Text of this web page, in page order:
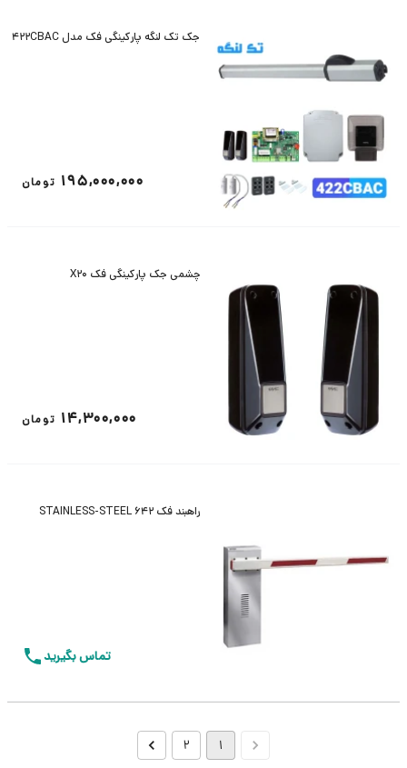
جک تک لنگه پارکینگی فک مدل 422CBAC
195,000,000 تومان
چشمی جک پارکینگی فک X20
14,300,000 تومان
راهبند فک 642 STAINLESS-STEEL
تماس بگیرید
1
2